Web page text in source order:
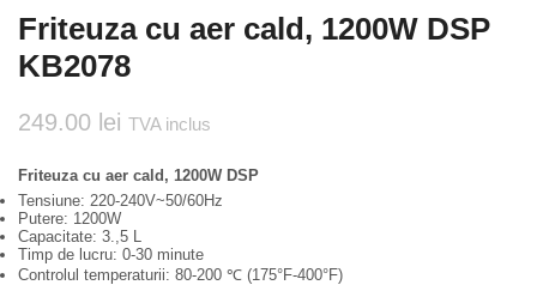
Friteuza cu aer cald, 1200W DSP
KB2078
249.00 lei TVA inclus
Friteuza cu aer cald, 1200W DSP
Tensiune: 220-240V~50/60Hz
Putere: 1200W
Capacitate: 3.,5 L
Timp de lucru: 0-30 minute
Controlul temperaturii: 80-200 ℃ (175°F-400°F)